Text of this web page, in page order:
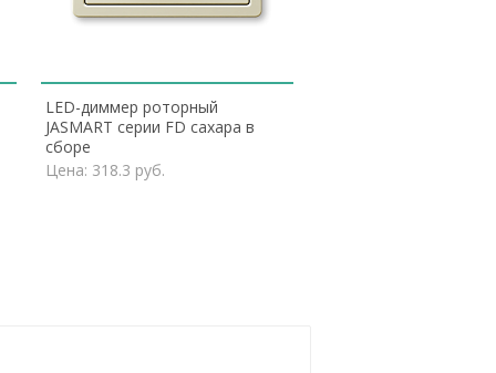
LED-диммер роторный
JASMART серии FD сахара в
сборе
Цена: 318.3 руб.